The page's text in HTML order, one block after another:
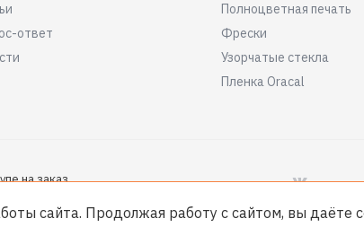
ответ
Полноцветная печать
Фрески
Узорчатые стекла
Пленка Oracal
на заказ
сайта. Продолжая работу с сайтом, вы даёте